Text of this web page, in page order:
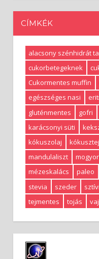
CÍMKÉK
alacsony szénhidrát
cukorbetegeknek
Cukormentes muffin
egészséges nasi
gluténmentes
gofri
karácsonyi süti
kókuszolaj
mandulaliszt
mézeskalács
paleo
stevia
szeder
tejmentes
tojás vaj